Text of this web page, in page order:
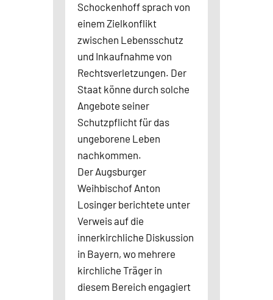
Schockenhoff sprach von
einem Zielkonflikt
zwischen Lebensschutz
und Inkaufnahme von
Rechtsverletzungen. Der
Staat könne durch solche
Angebote seiner
Schutzpflicht für das
ungeborene Leben
nachkommen.
Der Augsburger
Weihbischof Anton
Losinger berichtete unter
Verweis auf die
innerkirchliche Diskussion
in Bayern, wo mehrere
kirchliche Träger in
diesem Bereich engagiert